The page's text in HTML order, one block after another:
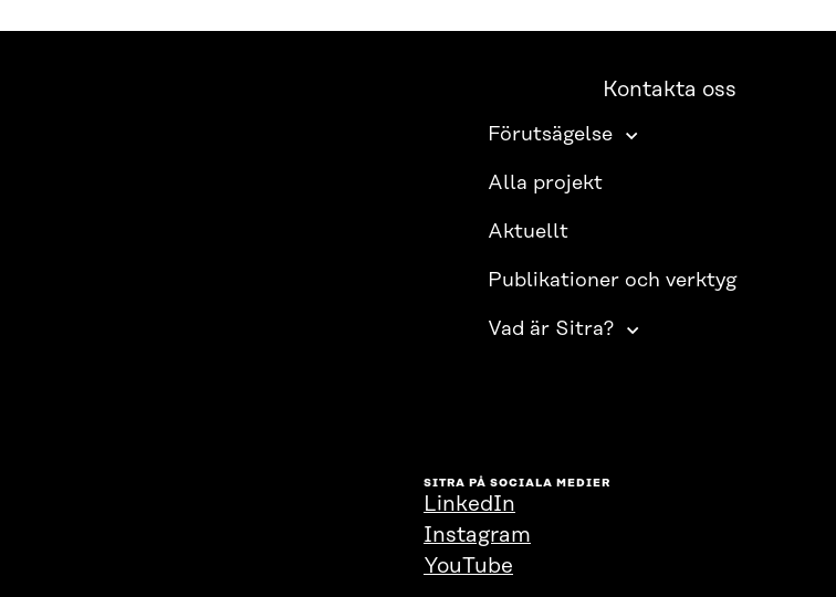
Kontakta oss
Förutsägelse
Alla projekt
Aktuellt
Publikationer och verktyg
Vad är Sitra?
SITRA PÅ SOCIALA MEDIER
LinkedIn
Instagram
YouTube